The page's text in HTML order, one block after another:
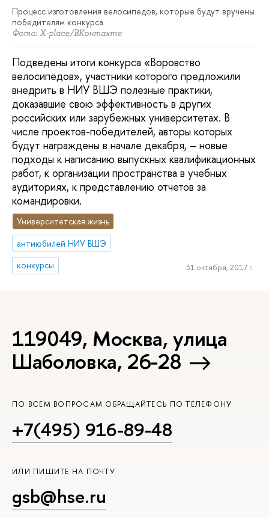
Процесс изготовления велосипедов, которые будут вручены
победителям конкурса
Фото: X-place/ВКонтакте
Подведены итоги конкурса «Воровство
велосипедов», участники которого предложили
внедрить в НИУ ВШЭ полезные практики,
доказавшие свою эффективность в других
российских или зарубежных университетах. В
числе проектов-победителей, авторы которых
будут награждены в начале декабря, – новые
подходы к написанию выпускных квалификационных
работ, к организации пространства в учебных
аудиториях, к представлению отчетов за
командировки.
Университетская жизнь
антиюбилей НИУ ВШЭ
конкурсы
31 октября, 2017 г.
119049, Москва, улица
Шаболовка, 26-28
ПО ВСЕМ ВОПРОСАМ ОБРАЩАЙТЕСЬ ПО ТЕЛЕФОНУ
+7(495) 916-89-48
ИЛИ ПИШИТЕ НА ПОЧТУ
gsb@hse.ru